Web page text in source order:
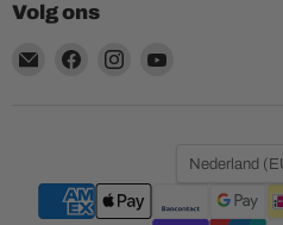
Volg ons
Email
Vind
Vind
Land
Nederland